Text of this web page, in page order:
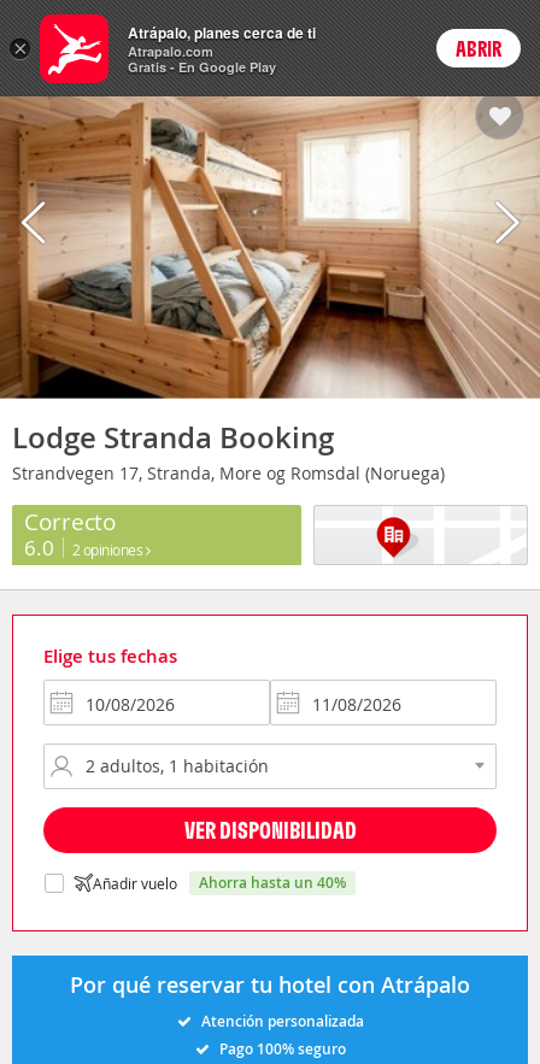
Hoteles Login
Lodge Stranda Booking
Strandvegen 17, Stranda, More og Romsdal (Noruega)
Correcto
6.0 2 opiniones
Elige tus fechas
VER DISPONIBILIDAD
Añadir vuelo ahorra hasta un 40%
Por qué reservar tu hotel con Atrápalo
Atención personalizada
Pago 100% seguro
×
Atrápalo, planes cerca de ti
Atrapalo.com
Gratis - En Google Play
ABRIR